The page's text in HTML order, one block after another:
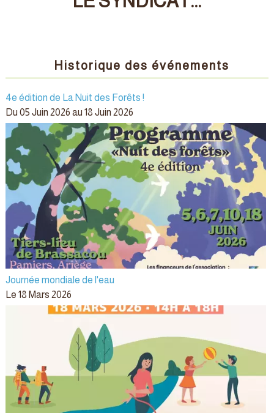
Historique des événements
4e édition de La Nuit des Forêts !
Du 05 Juin 2026 au 18 Juin 2026
Journée mondiale de l'eau
Le 18 Mars 2026